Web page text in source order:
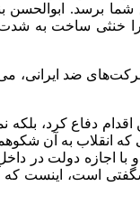
خنثی ساخت به شدت
ضد ایرانی،
دفاع کرد، بلکه
که انقلاب به آن
مصونیت سیاسی دارند
است، اینست که